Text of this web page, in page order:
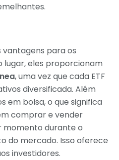
vantagens para os
lugar, eles proporcionam
, uma vez que cada ETF
diversificada. Além
em bolsa, o que significa
comprar e vender
momento durante o
do mercado. Isso oferece
investidores.